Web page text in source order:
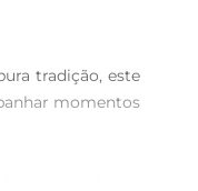
tradição, este
momentos